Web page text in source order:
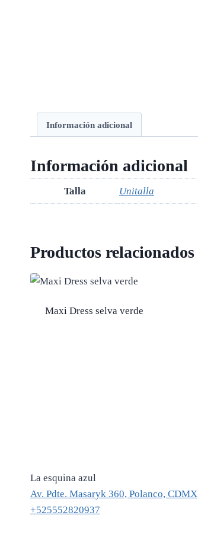
Información adicional
Información adicional
Talla Unitalla
Productos relacionados
Maxi Dress selva verde
La esquina azul
Av. Pdte. Masaryk 360, Polanco, CDMX
+525552820937